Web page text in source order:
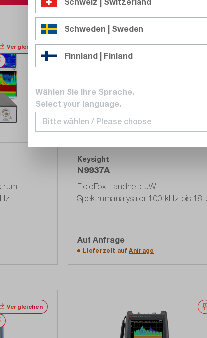
Vergleichen
Merken
Vergleichen
Exklusiv
Keysight
N9937A
FieldFox Handheld µW
Spektrumanalysator 100 kHz bis 18
Auf Anfrage
Lieferzeit aufAnfrage
Auf die Angebotsliste
Vergleichen
Merken
Schweden | Sweden
Finnland | Finland
Wählen Sie Ihre Sprache.
Select your language.